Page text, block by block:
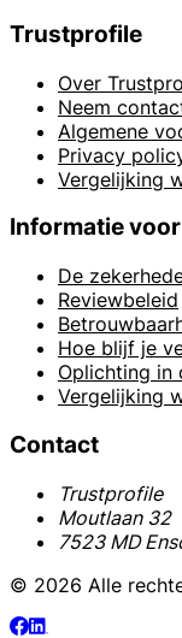
Trustprofile
Over
Neem
Algemene
Privacy
Vergelijking
Informatie
De
Reviewbeleid
Hoe blijf je
Oplichting in
Vergelijking
Contact
Trustprofile
Moutlaan 32
7523 MD
© 2026 Alle